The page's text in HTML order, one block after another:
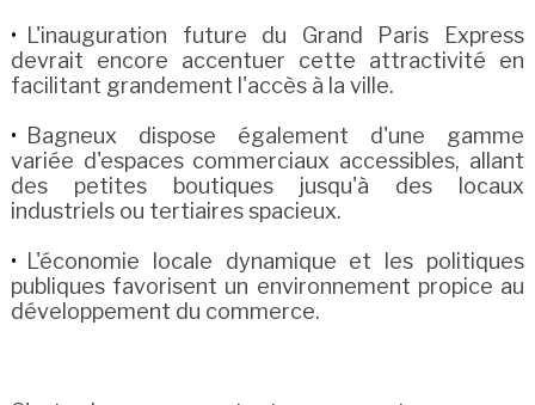
L'inauguration future du Grand Paris Express
devrait encore accentuer cette attractivité en
facilitant grandement l'accès à la ville.
Bagneux dispose également d'une gamme
variée d'espaces commerciaux accessibles, allant
des petites boutiques jusqu'à des locaux
industriels ou tertiaires spacieux.
L'économie locale dynamique et les politiques
publiques favorisent un environnement propice au
développement du commerce.